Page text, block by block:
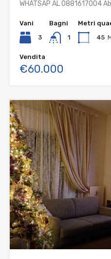
WHATSAP AL 0881617004
Vani
3
Bagni
1
Metri
45
Vendita
€60.000